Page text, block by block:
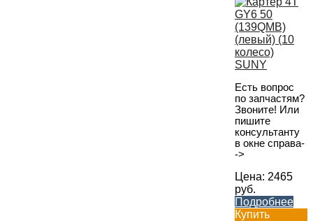
Есть вопрос
по запчастям?
Звоните! Или
пишите
консультанту
в окне справа-
->
Цена: 2465
руб.
Подробнее
Купить